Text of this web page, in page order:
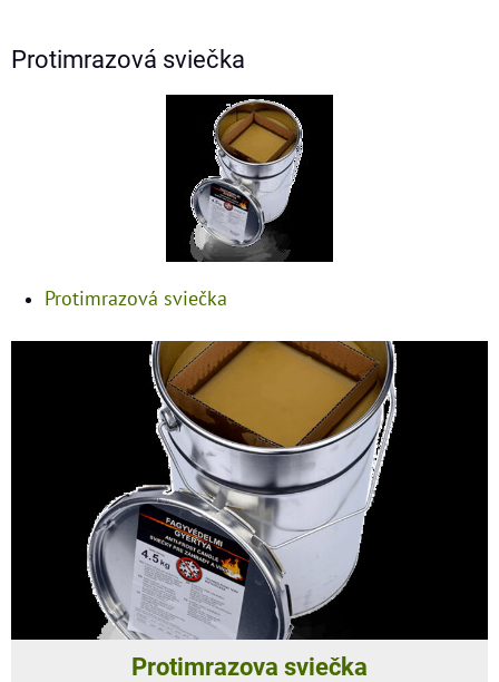
Protimrazová sviečka
Protimrazová sviečka
Protimrazova sviečka